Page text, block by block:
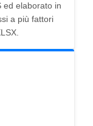
ed elaborato in
a più fattori